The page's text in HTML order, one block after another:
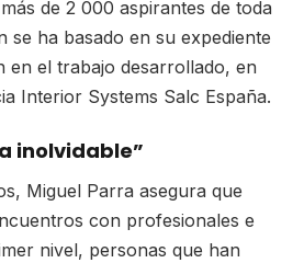
de 2 000 aspirantes de toda
se ha basado en su expediente
en el trabajo desarrollado, en
Interior Systems Salc España.
inolvidable”
Miguel Parra asegura que
con profesionales e
nivel, personas que han